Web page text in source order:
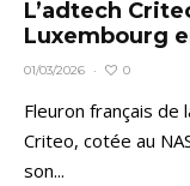
L’adtech
Luxembourg
01/03/2026 · 0
Fleuron français de
Criteo, cotée au
son...